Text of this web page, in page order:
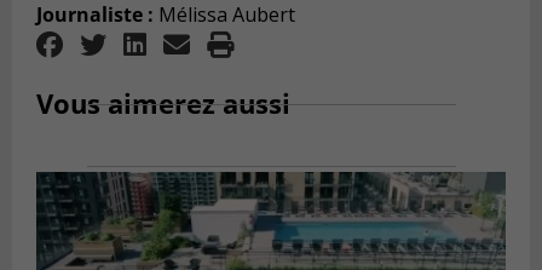
Journaliste : Mélissa Aubert
Vous aimerez aussi